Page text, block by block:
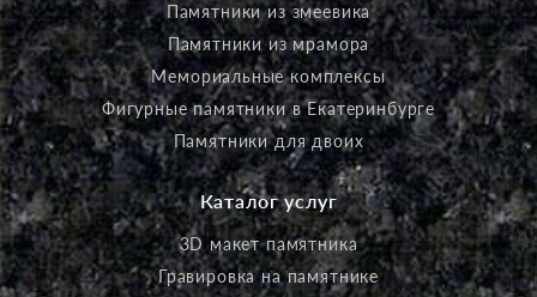
Памятники из змеевика
Памятники из мрамора
Мемориальные комплексы
Фигурные памятники в Екатеринбурге
Памятники для двоих
Каталог услуг
3D макет памятника
Гравировка на памятнике